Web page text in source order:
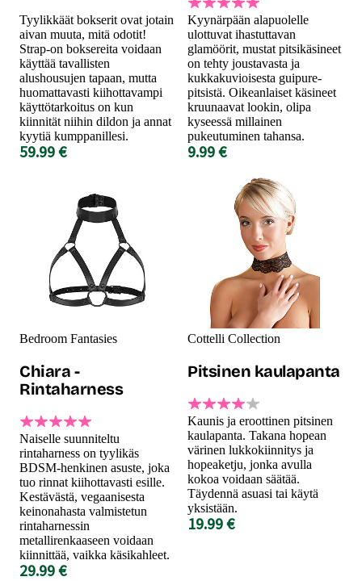
Tyylikkäät bokserit ovat jotain
aivan muuta, mitä odotit!
Strap-on boksereita voidaan
käyttää tavallisten
alushousujen tapaan, mutta
huomattavasti kiihottavampi
käyttötarkoitus on kun
kiinnität niihin dildon ja annat
kyytiä kumppanillesi.
59.99 €
Kyynärpään alapuolelle
ulottuvat ihastuttavan
glamöörit, mustat pitsikäsineet
on tehty joustavasta ja
kukkakuvioisesta guipure-
pitsistä. Oikeanlaiset käsineet
kruunaavat lookin, olipa
kyseessä millainen
pukeutuminen tahansa.
9.99 €
Bedroom Fantasies
Chiara -
Rintaharness
Naiselle suunniteltu
rintaharness on tyylikäs
BDSM-henkinen asuste, joka
tuo rinnat kiihottavasti esille.
Kestävästä, vegaanisesta
keinonahasta valmistetun
rintaharnessin
metallirenkaaseen voidaan
kiinnittää, vaikka käsikahleet.
29.99 €
Cottelli Collection
Pitsinen kaulapanta
Kaunis ja eroottinen pitsinen
kaulapanta. Takana hopean
värinen lukkokiinnitys ja
hopeaketju, jonka avulla
kokoa voidaan säätää.
Täydennä asuasi tai käytä
yksistään.
19.99 €